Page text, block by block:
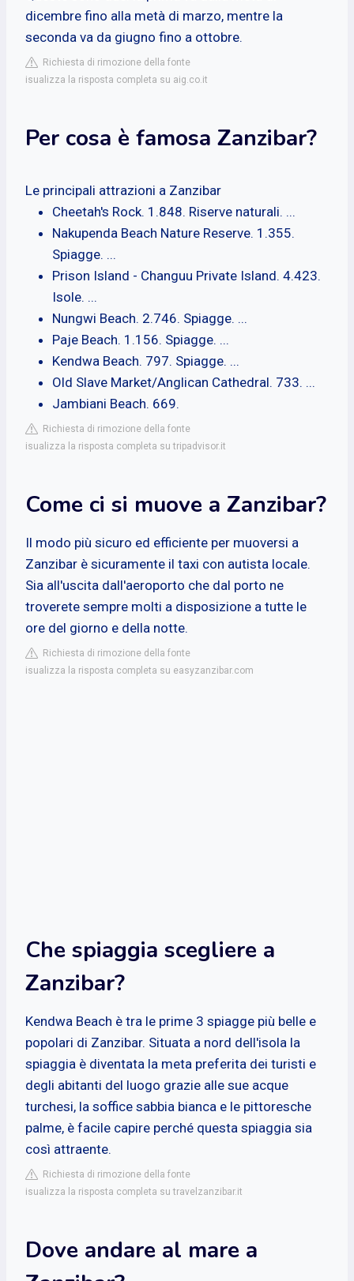
dicembre fino alla metà di marzo, mentre la
seconda va da giugno fino a ottobre.
Richiesta di rimozione della fonte
isualizza la risposta completa su aig.co.it
Per cosa è famosa Zanzibar?
Le principali attrazioni a Zanzibar
Cheetah's Rock. 1.848. Riserve naturali. ...
Nakupenda Beach Nature Reserve. 1.355.
Spiagge. ...
Prison Island - Changuu Private Island. 4.423.
Isole. ...
Nungwi Beach. 2.746. Spiagge. ...
Paje Beach. 1.156. Spiagge. ...
Kendwa Beach. 797. Spiagge. ...
Old Slave Market/Anglican Cathedral. 733. ...
Jambiani Beach. 669.
Richiesta di rimozione della fonte
isualizza la risposta completa su tripadvisor.it
Come ci si muove a Zanzibar?
Il modo più sicuro ed efficiente per muoversi a
Zanzibar è sicuramente il taxi con autista locale.
Sia all'uscita dall'aeroporto che dal porto ne
troverete sempre molti a disposizione a tutte le
ore del giorno e della notte.
Richiesta di rimozione della fonte
isualizza la risposta completa su easyzanzibar.com
Che spiaggia scegliere a
Zanzibar?
Kendwa Beach è tra le prime 3 spiagge più belle e
popolari di Zanzibar. Situata a nord dell'isola la
spiaggia è diventata la meta preferita dei turisti e
degli abitanti del luogo grazie alle sue acque
turchesi, la soffice sabbia bianca e le pittoresche
palme, è facile capire perché questa spiaggia sia
così attraente.
Richiesta di rimozione della fonte
isualizza la risposta completa su travelzanzibar.it
Dove andare al mare a